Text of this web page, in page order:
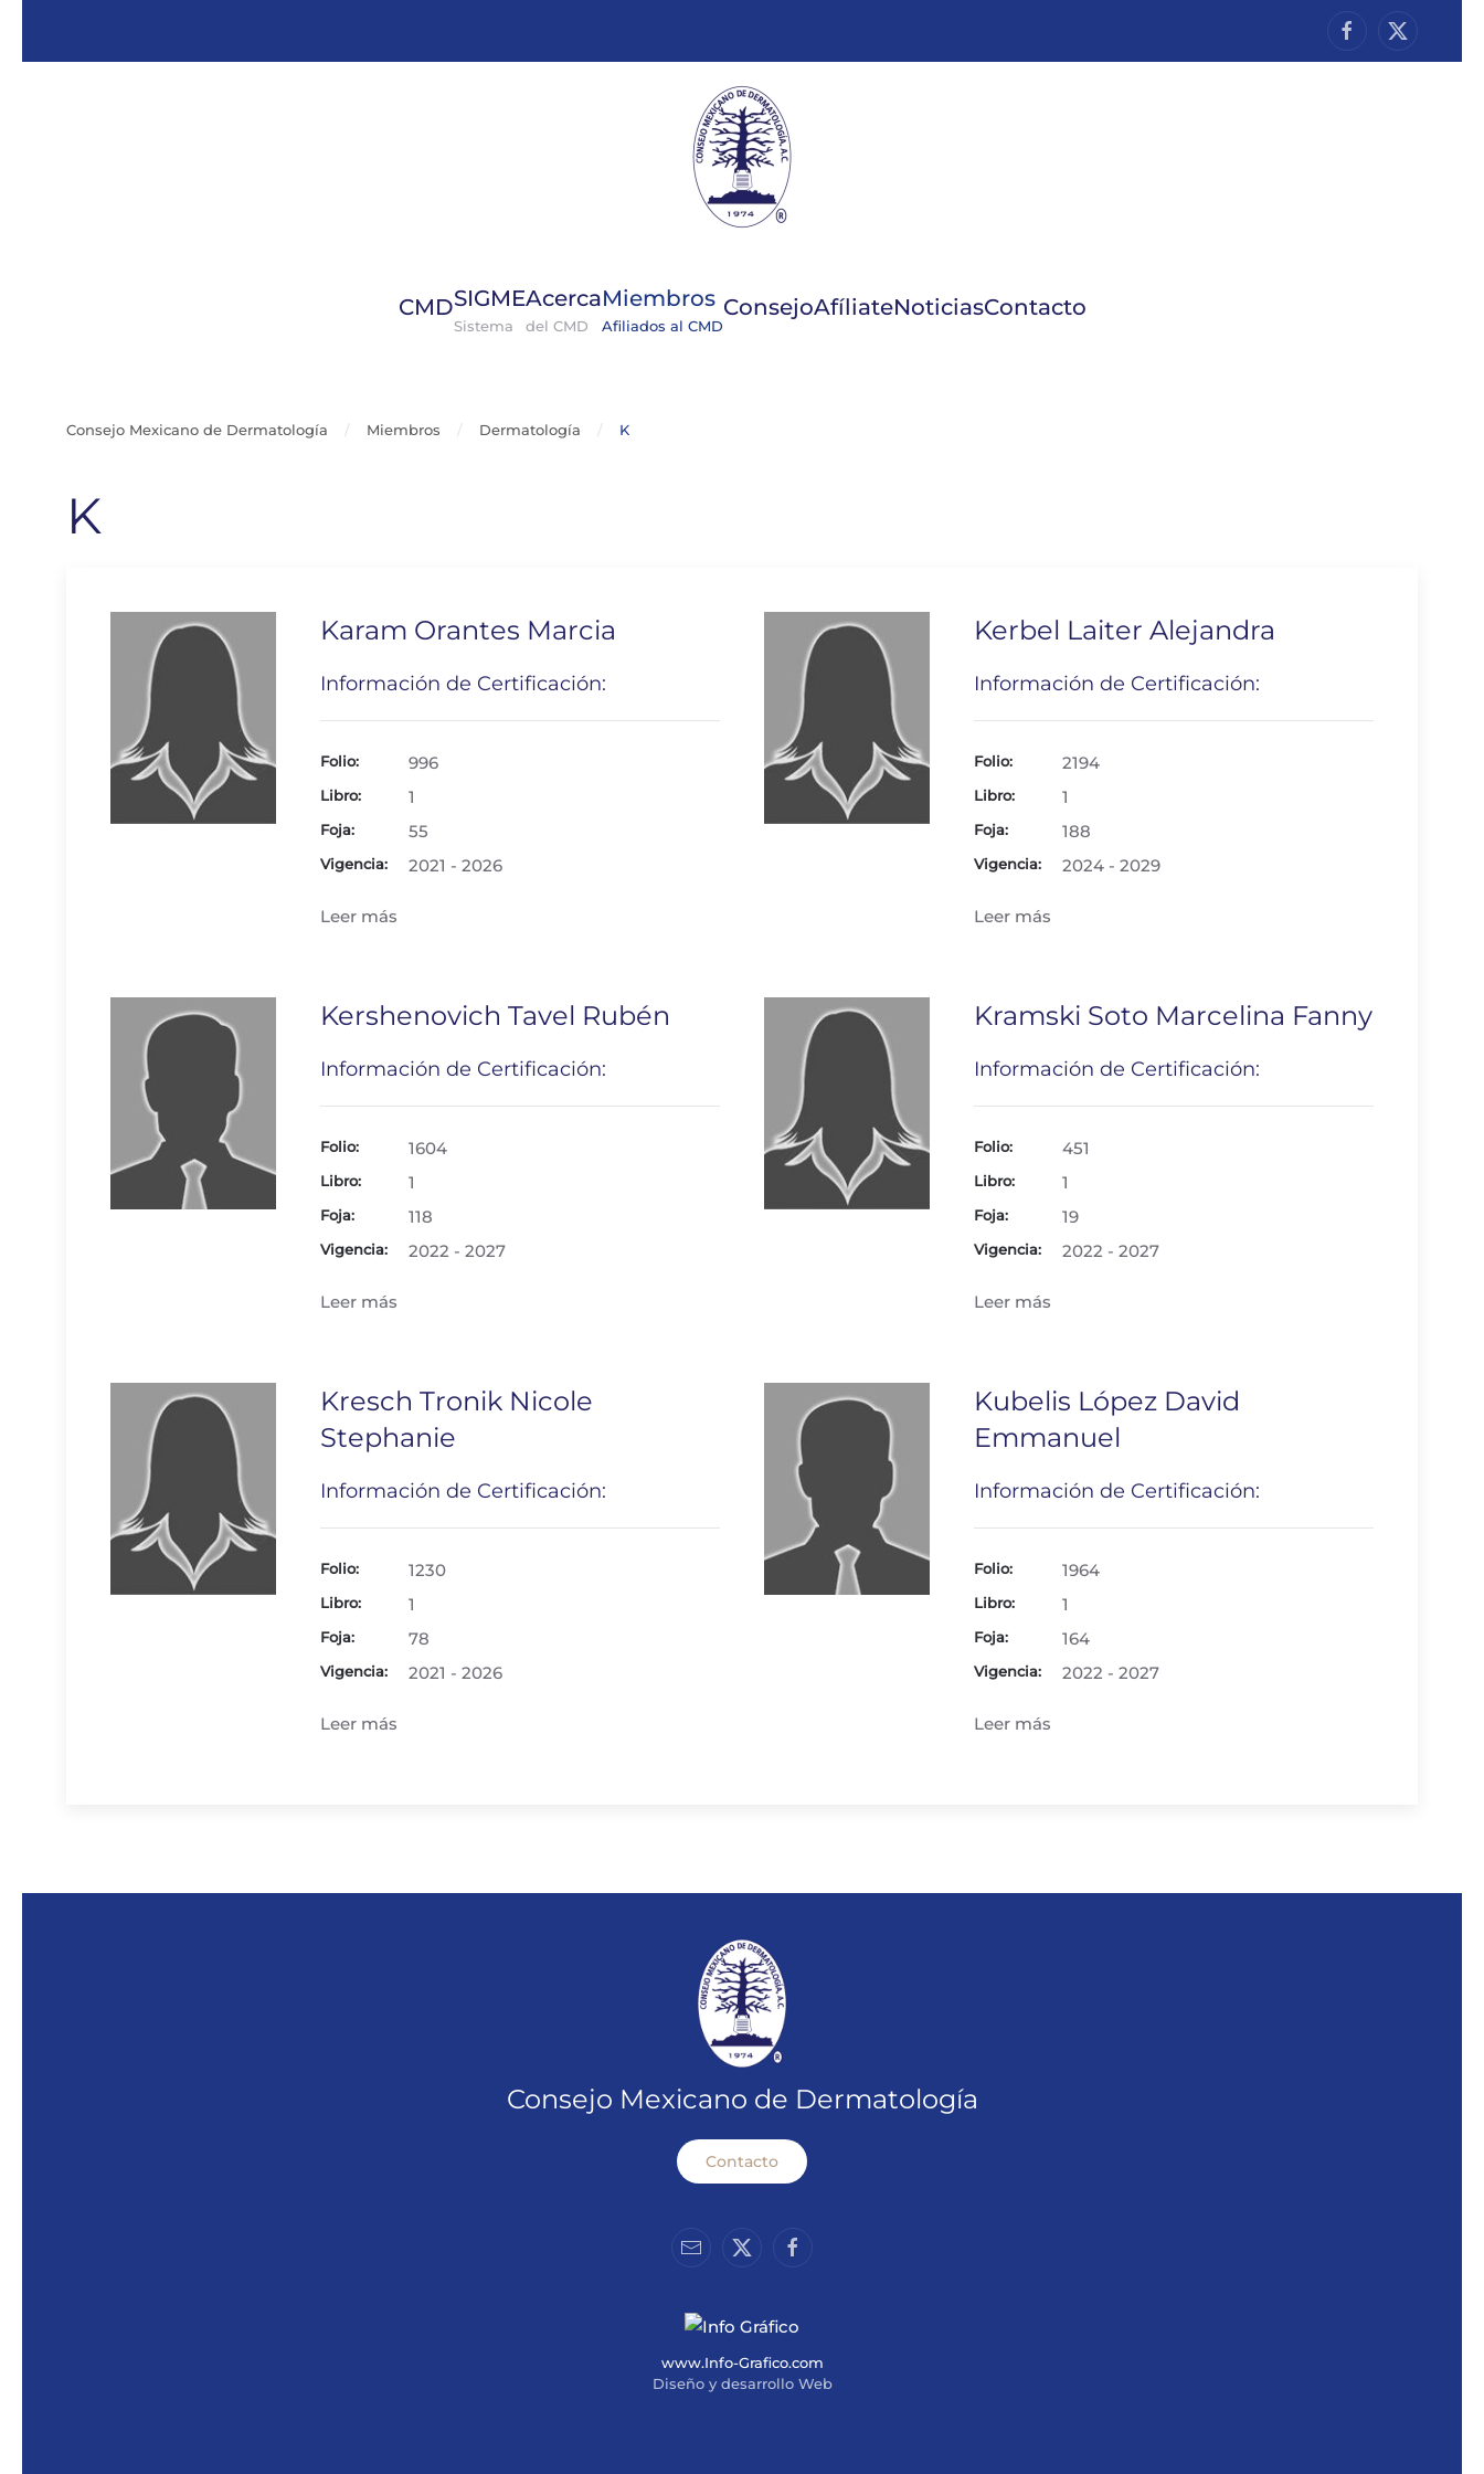
CMDSIGME
Sistema
Acerca
del CMD
Miembros
Afiliados al CMD
ConsejoAfíliateNoticiasContacto
Consejo Mexicano de Dermatología Miembros Dermatología K
K
Karam Orantes Marcia
Información de Certificación:
Folio: 996
Libro: 1
Foja: 55
Vigencia: 2021 - 2026
Leer más
Kerbel Laiter Alejandra
Información de Certificación:
Folio: 2194
Libro: 1
Foja: 188
Vigencia: 2024 - 2029
Leer más
Kershenovich Tavel Rubén
Información de Certificación:
Folio: 1604
Libro: 1
Foja: 118
Vigencia: 2022 - 2027
Leer más
Kramski Soto Marcelina Fanny
Información de Certificación:
Folio: 451
Libro: 1
Foja: 19
Vigencia: 2022 - 2027
Leer más
Kresch Tronik Nicole
Stephanie
Información de Certificación:
Folio: 1230
Libro: 1
Foja: 78
Vigencia: 2021 - 2026
Leer más
Kubelis López David
Emmanuel
Información de Certificación:
Folio: 1964
Libro: 1
Foja: 164
Vigencia: 2022 - 2027
Leer más
Consejo Mexicano de Dermatología
Contacto
www.Info-Grafico.com
Diseño y desarrollo Web